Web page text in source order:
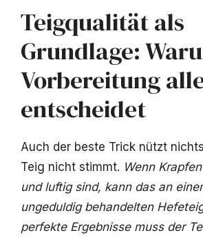
Teigqualität als
Grundlage:
Vorbereitung
entscheidet
Auch der beste Trick nützt
Teig nicht stimmt. Wenn
und luftig sind, kann das an
ungeduldig behandelten
perfekte Ergebnisse muss der